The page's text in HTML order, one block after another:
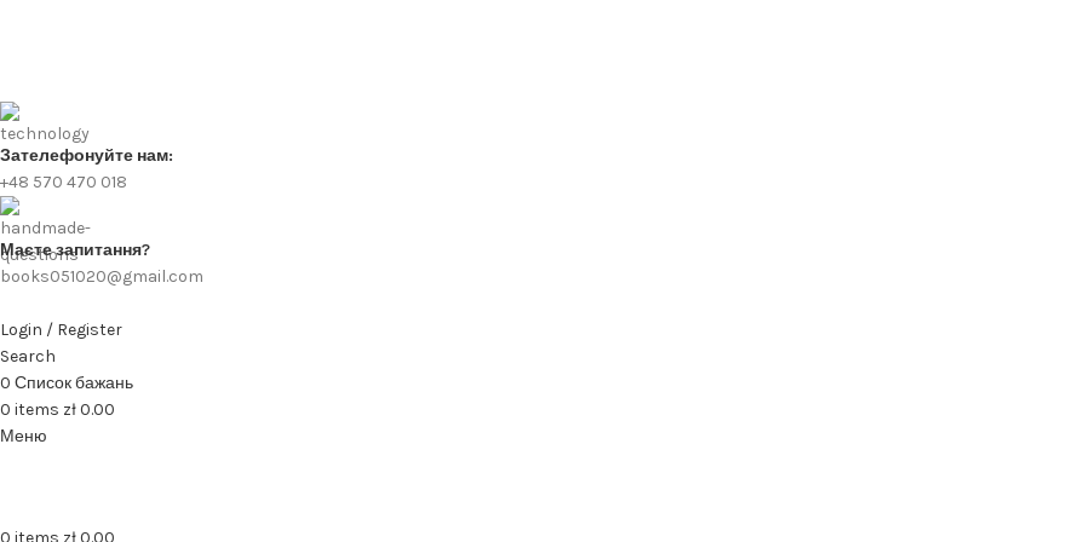
Зателефонуйте нам:
+48 570 470 018
Маєте запитання?
books051020@gmail.com
Login / Register
Search
0 Список бажань
0 items zł0.00
Меню
0 items zł0.00